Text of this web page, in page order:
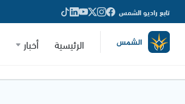
تابع راديو الشمس
الرئيسية أخبار